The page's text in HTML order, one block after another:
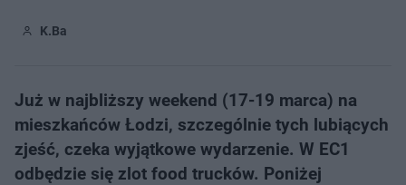
K.Ba
Już w najbliższy weekend (17-19 marca) na
mieszkańców Łodzi, szczególnie tych lubiących
zjeść, czeka wyjątkowe wydarzenie. W EC1
odbędzie się zlot food trucków. Poniżej